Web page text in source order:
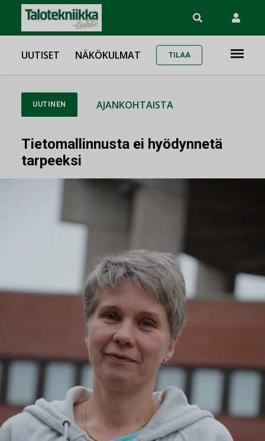
UUTISET NÄKÖKULMAT TILAA
UUTINEN AJANKOHTAISTA
Tietomallinnusta ei hyödynnetä
tarpeeksi